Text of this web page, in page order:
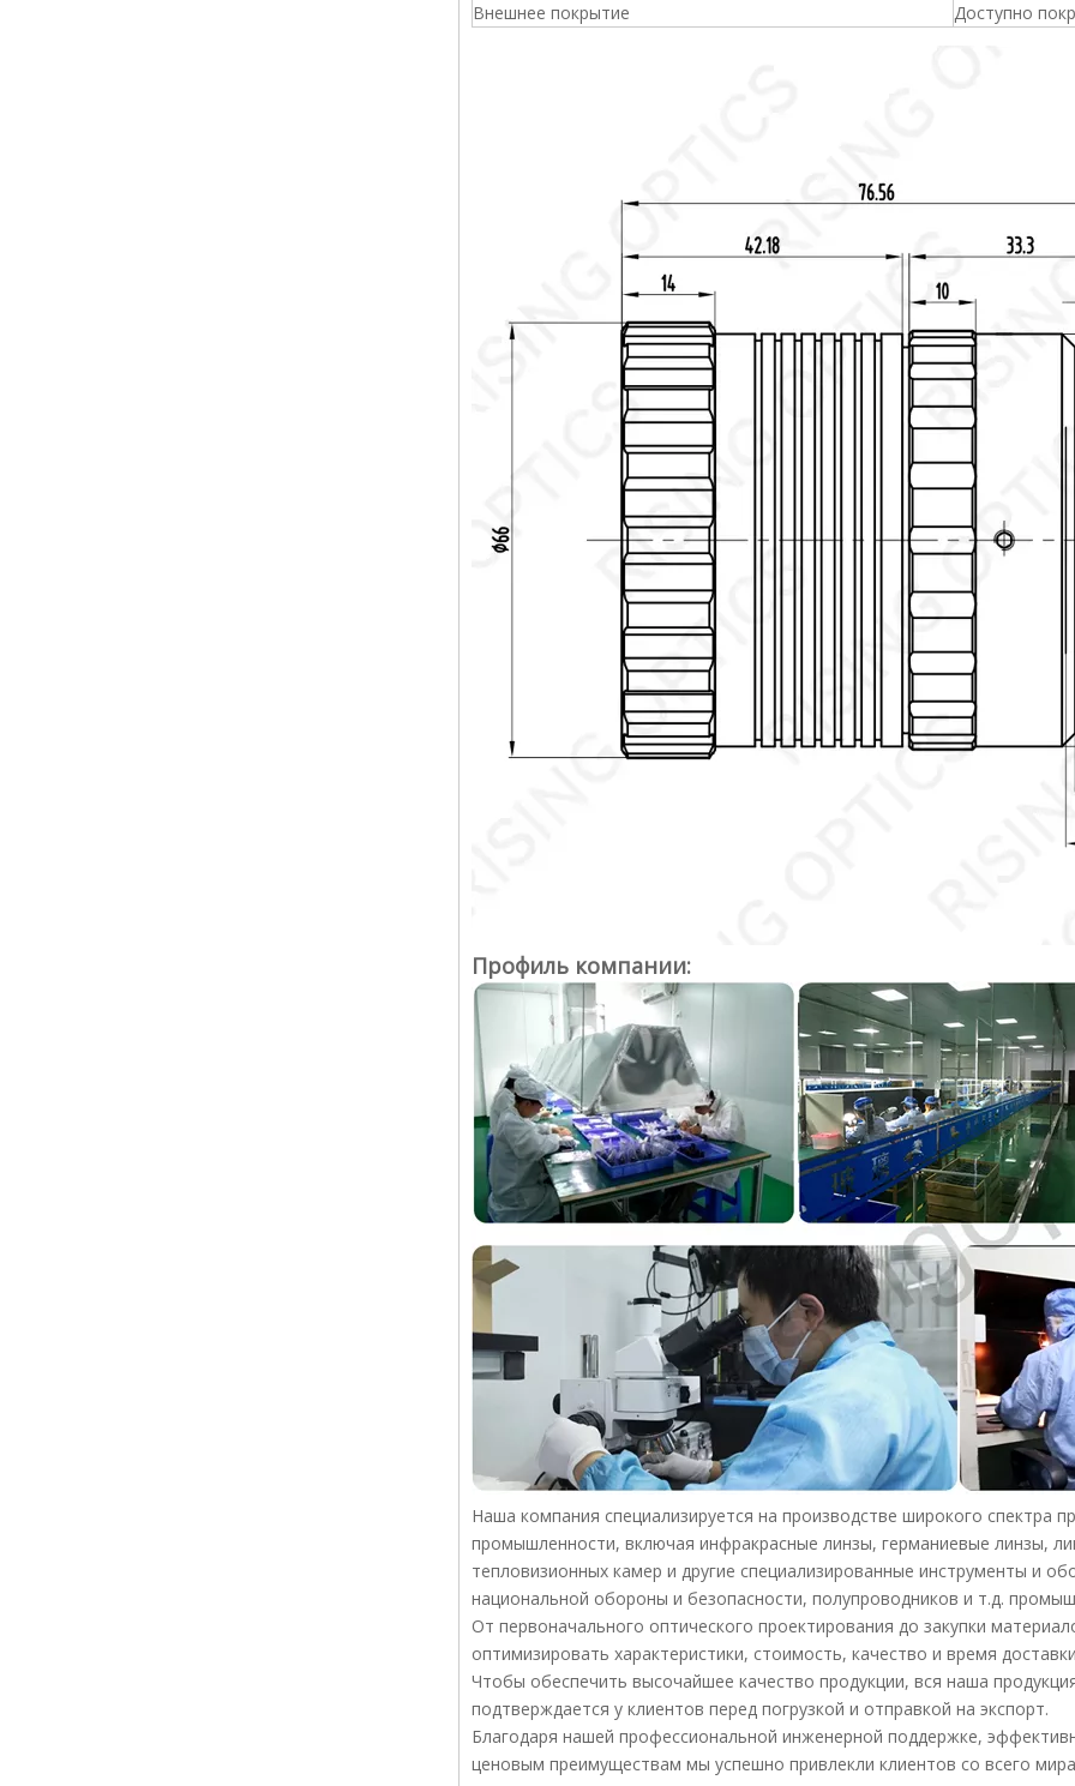
Внешнее покрытие
Доступно
Профиль компании:
Наша компания специализируется на производстве широкого спектра
промышленности, включая инфракрасные линзы, германиевые линзы,
тепловизионных камер и другие специализированные инструменты и
национальной обороны и безопасности, полупроводников и т.д.
От первоначального оптического проектирования до закупки
оптимизировать характеристики, стоимость, качество и время
Чтобы обеспечить высочайшее качество продукции, вся наша
подтверждается у клиентов перед погрузкой и отправкой на экспорт.
Благодаря нашей профессиональной инженерной поддержке,
ценовым преимуществам мы успешно привлекли клиентов со всего